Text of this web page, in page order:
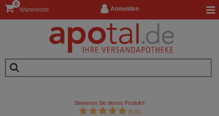
Anmelden
Warenkorb
0
Bewerten Sie dieses Produkt!
(5.0)